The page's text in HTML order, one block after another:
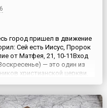
город пришел в движение
Сей есть Иисус, Пророк
от Матфея, 21, 10-11Вход
— это один из
христианской церкви,